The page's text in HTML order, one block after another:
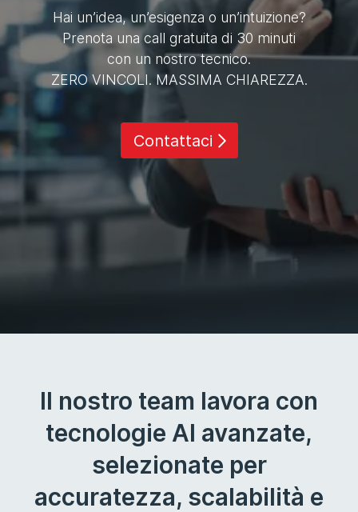
Hai un’idea, un’esigenza o un’intuizione?
Prenota una call gratuita di 30 minuti
con un nostro tecnico.
ZERO VINCOLI. MASSIMA CHIAREZZA.
Contattaci
Il nostro team lavora con
tecnologie AI avanzate,
selezionate per
accuratezza, scalabilità e